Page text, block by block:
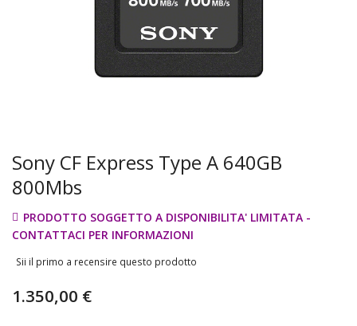
Sony CF Express Type A 640GB
800Mbs
PRODOTTO SOGGETTO A DISPONIBILITA' LIMITATA -
CONTATTACI PER INFORMAZIONI
Sii il primo a recensire questo prodotto
1.350,00 €